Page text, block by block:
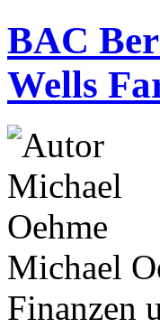
BAC
Wells
Michael
Finanzen